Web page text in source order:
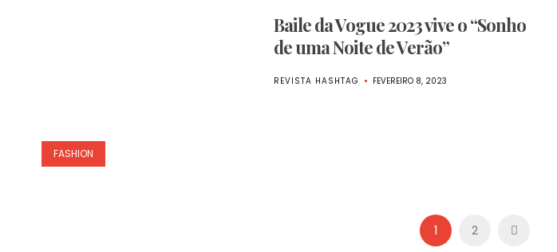
FASHION
Baile da Vogue 2023 vive o “Sonho
de uma Noite de Verão”
REVISTA HASHTAG FEVEREIRO 8, 2023
1 2